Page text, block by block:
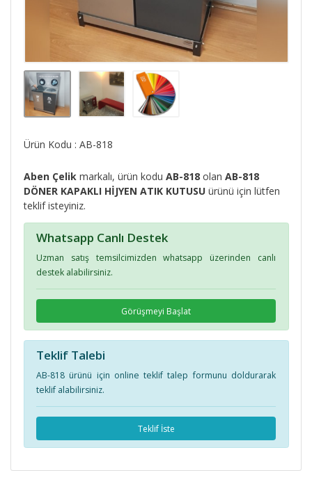
Ürün Kodu : AB-818
Aben Çelikmarkalı, ürün kodu AB-818olan AB-818
DÖNER KAPAKLI HİJYEN ATIK KUTUSUürünü için lütfen
teklif isteyiniz.
Whatsapp Canlı Destek
Uzman satış temsilcimizden whatsapp üzerinden canlı
destek alabilirsiniz.
Görüşmeyi Başlat
Teklif Talebi
AB-818 ürünü için online teklif talep formunu doldurarak
teklif alabilirsiniz.
Teklif İste